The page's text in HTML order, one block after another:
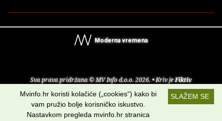
Moderna vremena
Sva prava pridržana © MV Info d.o.o. 2026. • Kriv jeFiktiv
Uvjeti korištenja RSS kanali
Potraži nas na:
SLAŽEM SE
Mvinfo.hr koristi kolačiće („cookies“) kako bi
vam pružio bolje korisničko iskustvo.
Nastavkom pregleda mvinfo.hr stranica